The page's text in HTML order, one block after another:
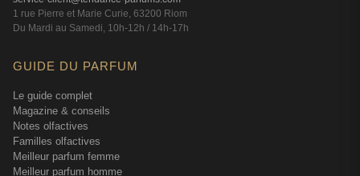
1 rue Pierre et Marie Curie, 63200 Riom
Du Mardi au Samedi, 10h-12h / 14h-17h
GUIDE DU PARFUM
Le guide complet
Magazine & conseils
Notes olfactives
Familles olfactives
Meilleur parfum femme
Meilleur parfum homme